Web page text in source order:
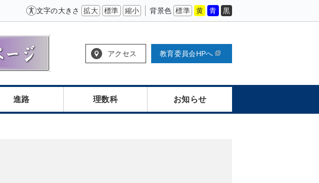
文字の大きさ 拡大 標準 縮小 背景色 標準 黄 青 黒
アクセス 教育委員会HPへ
進路 理数科 お知らせ